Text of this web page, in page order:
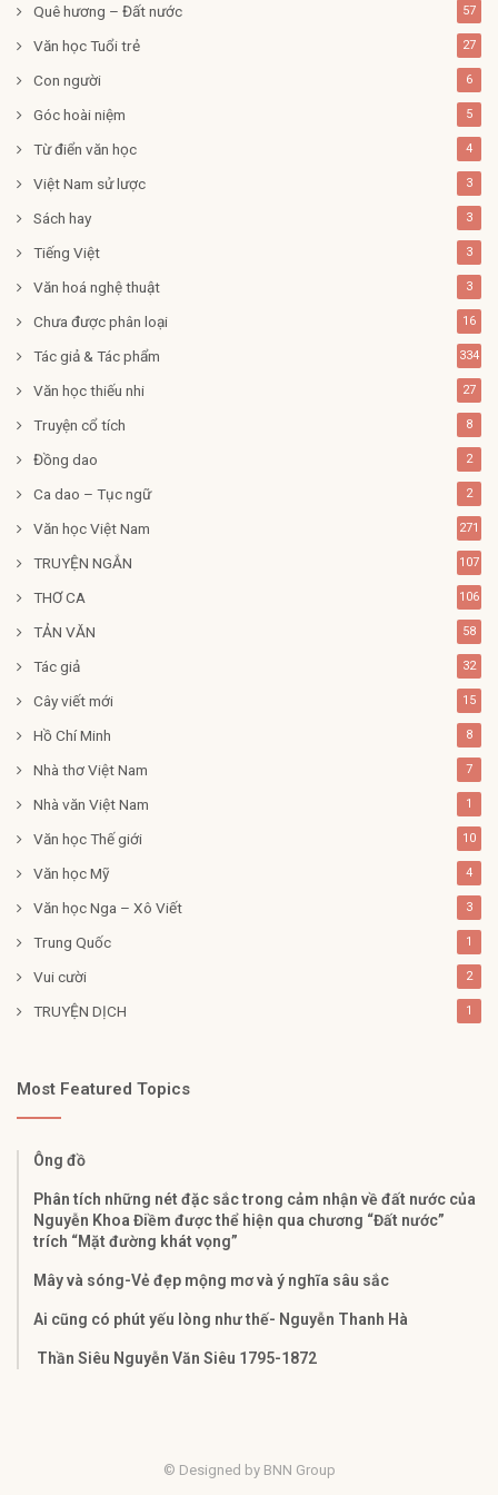
Quê hương – Đất nước 57
Văn học Tuổi trẻ 27
Con người 6
Góc hoài niệm 5
Từ điển văn học 4
Việt Nam sử lược 3
Sách hay 3
Tiếng Việt 3
Văn hoá nghệ thuật 3
Chưa được phân loại 16
Tác giả & Tác phẩm 334
Văn học thiếu nhi 27
Truyện cổ tích 8
Đồng dao 2
Ca dao – Tục ngữ 2
Văn học Việt Nam 271
TRUYỆN NGẮN 107
THƠ CA 106
TẢN VĂN 58
Tác giả 32
Cây viết mới 15
Hồ Chí Minh 8
Nhà thơ Việt Nam 7
Nhà văn Việt Nam 1
Văn học Thế giới 10
Văn học Mỹ 4
Văn học Nga – Xô Viết 3
Trung Quốc 1
Vui cười 2
TRUYỆN DỊCH 1
Most Featured Topics
Ông đồ
Phân tích những nét đặc sắc trong cảm nhận về đất nước của
Nguyễn Khoa Điềm được thể hiện qua chương “Đất nước”
trích “Mặt đường khát vọng”
Mây và sóng-Vẻ đẹp mộng mơ và ý nghĩa sâu sắc
Ai cũng có phút yếu lòng như thế- Nguyễn Thanh Hà
Thần Siêu Nguyễn Văn Siêu 1795-1872
© Designed by BNN Group